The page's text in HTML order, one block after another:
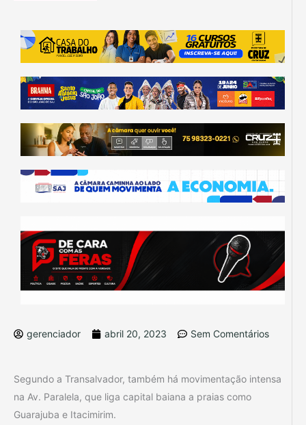
gerenciador abril 20, 2023 Sem Comentários
Segundo a Transalvador, também há movimentação intensa
na Av. Paralela, que liga capital baiana a praias como
Guarajuba e Itacimirim.